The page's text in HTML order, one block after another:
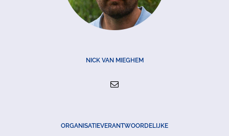
NICK VAN MIEGHEM
ORGANISATIEVERANTWOORDELIJKE